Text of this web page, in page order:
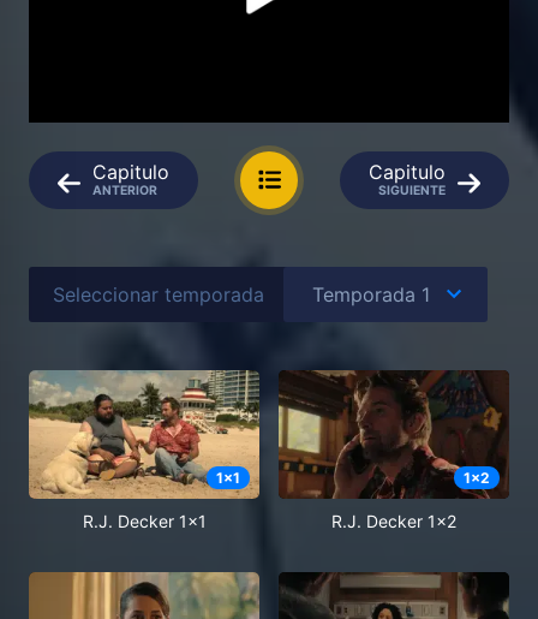
Capitulo
ANTERIOR
Capitulo
SIGUIENTE
Seleccionar temporada
1x1
R.J. Decker 1x1
1x2
R.J. Decker 1x2